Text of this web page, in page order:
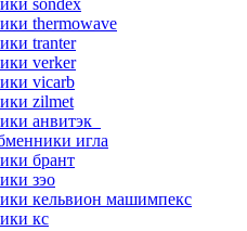
sondex
thermowave
tranter
verker
vicarb
zilmet
анвитэк
игла
брант
зэо
кельвион машимпекс
кс